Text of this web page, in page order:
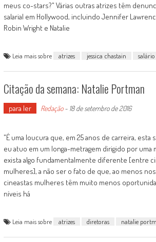
meus co-stars?" Várias outras atrizes têm
salarial em Hollywood, incluindo Jennifer
Robin Wright e Natalie
Leia mais sobre atrizes jessica chastain salário
Citação da semana: Natalie Portman
para ler Redação- 18 de setembro de 2016
"É uma loucura que, em 25 anos de carreira, esta
eu atuo em um longa-metragem dirigido por uma
exista algo fundamentalmente diferente [entre
mulheres], a não ser o fato de que, ao menos
cineastas mulheres têm muito menos
níveis há
Leia mais sobre atrizes diretoras natalie